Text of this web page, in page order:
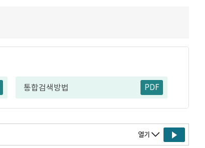
통합검색방법 PDF
열기